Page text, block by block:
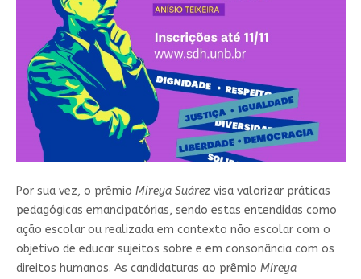
Por sua vez, o prêmio Mireya Suárezvisa valorizar práticas
pedagógicas emancipatórias, sendo estas entendidas como
ação escolar ou realizada em contexto não escolar com o
objetivo de educar sujeitos sobre e em consonância com os
direitos humanos. As candidaturas ao prêmio Mireya